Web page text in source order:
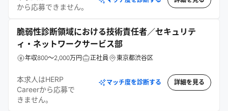
から応募できません。
脆弱性診断領域における技術責任者／セキュリテ
ィ・ネットワークサービス部
年収800～2,000万円 正社員 東京都渋谷区
本求人はHERP
Careerから応募で
きません。
マッチ度を診断する 詳細を見る